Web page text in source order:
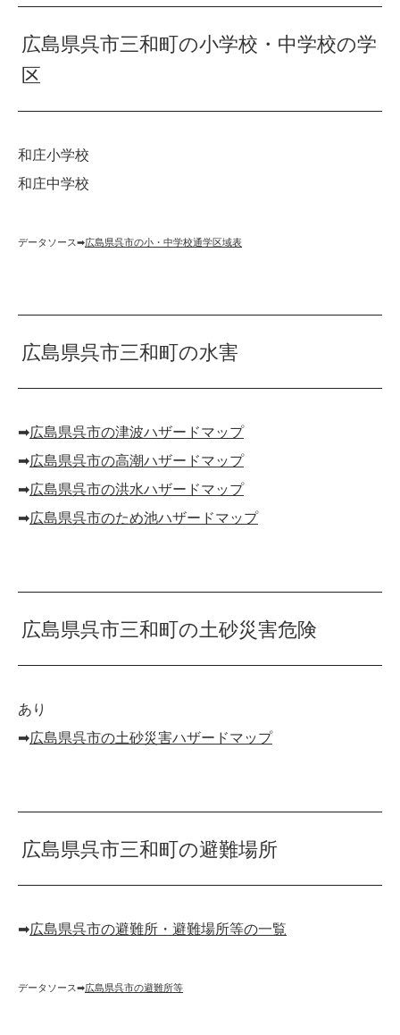
広島県呉市三和町の小学校・中学校の学
区
和庄小学校
和庄中学校
データソース➡︎広島県呉市の小・中学校通学区域表
広島県呉市三和町の水害
➡︎広島県呉市の津波ハザードマップ
➡︎広島県呉市の高潮ハザードマップ
➡︎広島県呉市の洪水ハザードマップ
➡︎広島県呉市のため池ハザードマップ
広島県呉市三和町の土砂災害危険
あり
➡︎広島県呉市の土砂災害ハザードマップ
広島県呉市三和町の避難場所
➡︎広島県呉市の避難所・避難場所等の一覧
データソース➡︎広島県呉市の避難所等